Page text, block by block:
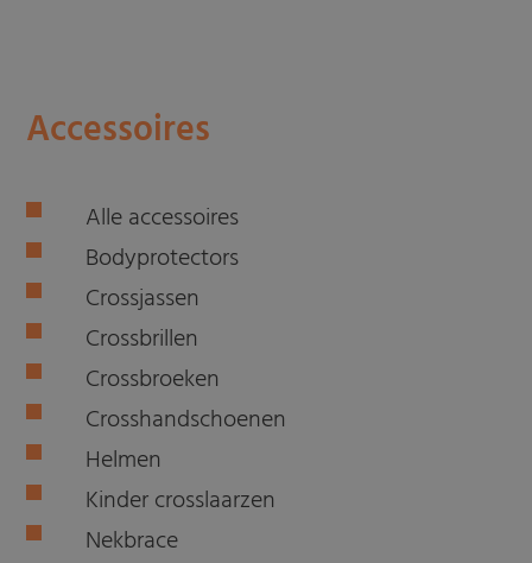
Accessoires
Alle accessoires
Bodyprotectors
Crossjassen
Crossbrillen
Crossbroeken
Crosshandschoenen
Helmen
Kinder crosslaarzen
Nekbrace